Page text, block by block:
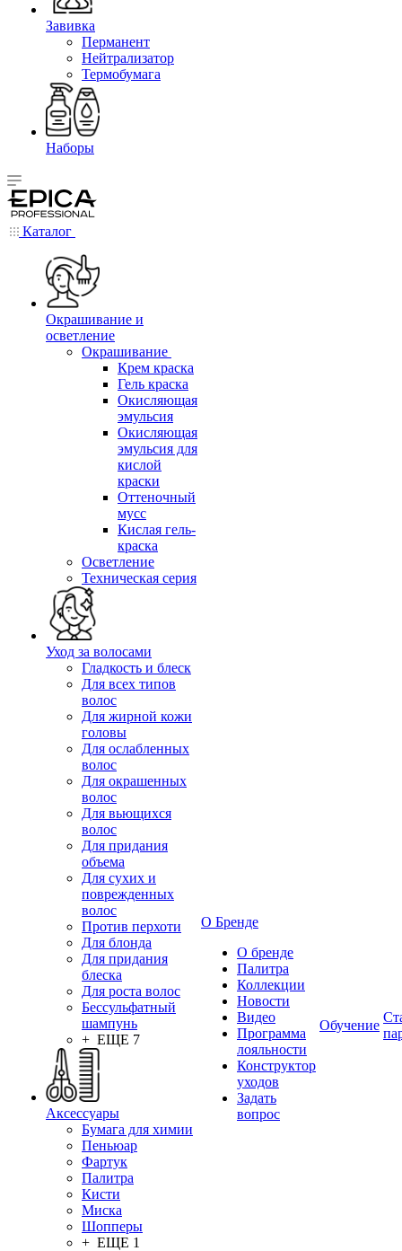
Завивка
Перманент
Нейтрализатор
Термобумага
Наборы
Каталог
Окрашивание и
осветление
Окрашивание
Крем краска
Гель краска
Окисляющая
эмульсия
Окисляющая
эмульсия для
кислой
краски
Оттеночный
мусс
Кислая гель-
краска
Осветление
Техническая серия
Уход за волосами
Гладкость и блеск
Для всех типов
волос
Для жирной кожи
головы
Для ослабленных
волос
Для окрашенных
волос
Для вьющихся
волос
Для придания
объема
Для сухих и
поврежденных
волос
Против перхоти
Для блонда
Для придания
блеска
Для роста волос
Бессульфатный
шампунь
+ ЕЩЕ 7
Аксессуары
Бумага для химии
Пеньюар
Фартук
Палитра
Кисти
Миска
Шопперы
+ ЕЩЕ 1
О Бренде
О бренде
Палитра
Коллекции
Новости
Видео
Программа
лояльности
Конструктор
уходов
Задать
вопрос
Обучение